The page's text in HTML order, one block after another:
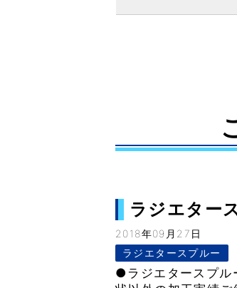
ラジエター
2018年09月27日
ラジエタースプルー
●ラジエタースプル